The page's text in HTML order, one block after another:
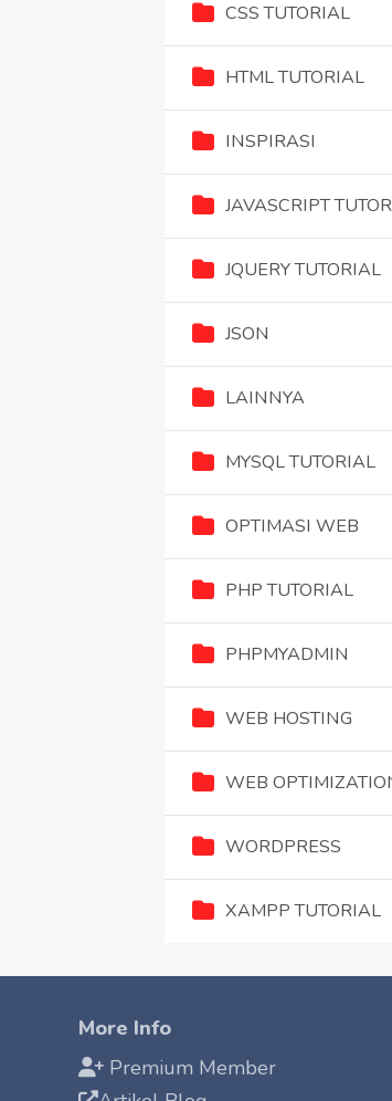
CSS TUTORIAL
HTML TUTORIAL
INSPIRASI
JAVASCRIPT
JQUERY TUTORIAL
JSON
LAINNYA
MYSQL TUTORIAL
OPTIMASI WEB
PHP TUTORIAL
PHPMYADMIN
WEB HOSTING
WEB
WORDPRESS
XAMPP TUTORIAL
More Info
Premium Member